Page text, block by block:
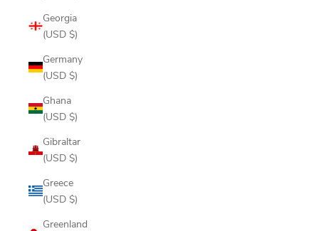
Georgia
(USD $)
Germany
(USD $)
Ghana
(USD $)
Gibraltar
(USD $)
Greece
(USD $)
Greenland